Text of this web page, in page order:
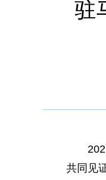
驻
共同见